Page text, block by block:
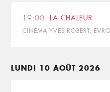
19:00 LA CHALEUR
CINÉMA YVES ROBERT,
LUNDI 10 AOÛT 2026